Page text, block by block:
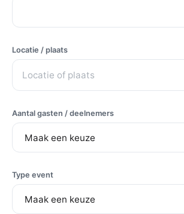
Locatie / plaats
Aantal gasten / deelnemers
Type event